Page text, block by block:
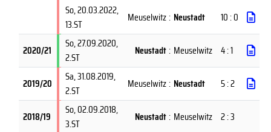
So, 20.03.2022,
13.ST
Meuselwitz: Neustadt 10 : 0
2020/21 So, 27.09.2020,
2.ST
Neustadt: Meuselwitz 4 : 1
2019/20 Sa, 31.08.2019,
2.ST
Meuselwitz: Neustadt 5 : 2
2018/19 So, 02.09.2018,
3.ST
Neustadt: Meuselwitz 2 : 3